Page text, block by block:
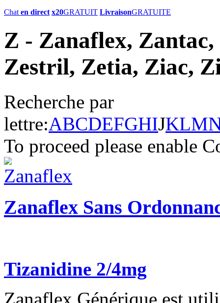
Chat en direct x20GRATUIT LivraisonGRATUITE
Z - Zanaflex,
Zestril, Zetia, Ziac,
Recherche par
lettre:ABCDEFGHIJKLM
To proceed please enable
Zanaflex Sans
Tizanidine 2/4mg